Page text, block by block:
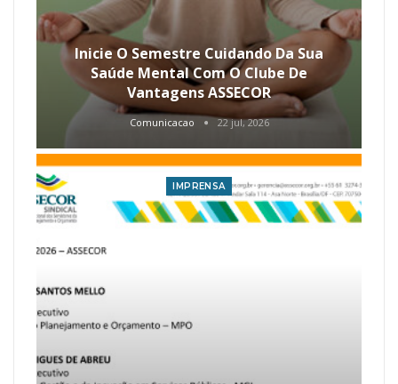
Inicie O Semestre Cuidando Da Sua
Saúde Mental Com O Clube De
Vantagens ASSECOR
Comunicacao 22 jul, 2026
IMPRENSA